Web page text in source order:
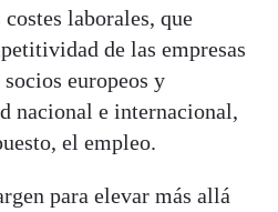
laborales, que
de las empresas
europeos y
nacional e internacional,
el empleo.
para elevar más allá